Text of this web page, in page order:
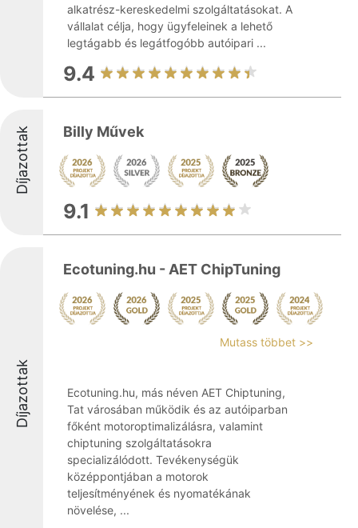
alkatrész-kereskedelmi szolgáltatásokat. A
vállalat célja, hogy ügyfeleinek a lehető
legtágabb és legátfogóbb autóipari ...
9.4
Díjazottak Billy Művek
9.1
Díjazottak
Ecotuning.hu - AET ChipTuning
Mutass többet >>
Ecotuning.hu, más néven AET Chiptuning,
Tat városában működik és az autóiparban
főként motoroptimalizálásra, valamint
chiptuning szolgáltatásokra
specializálódott. Tevékenységük
középpontjában a motorok
teljesítményének és nyomatékának
növelése, ...